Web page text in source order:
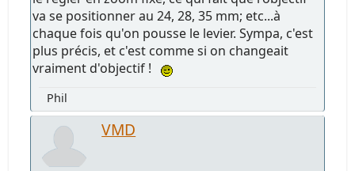
va se positionner au 24, 28, 35 mm; etc...à
chaque fois qu'on pousse le levier. Sympa, c'est
plus précis, et c'est comme si on changeait
vraiment d'objectif !
Phil
VMD